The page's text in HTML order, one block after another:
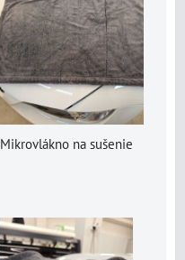
Mikrovlákno na sušenie